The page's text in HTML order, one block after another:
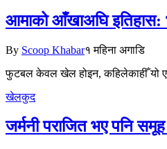
आमाको आँखाअघि इतिहास:
By Scoop Khabar१ महिना अगाडि
फुटबल केवल खेल होइन, कहिलेकाहीँ यो
खेलकुद
जर्मनी पराजित भए पनि